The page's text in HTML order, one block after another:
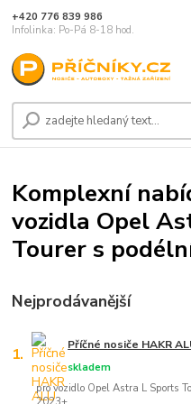
+420 776 839 986
Infolinka: Po-Pá 8-18 hod.
Komplexní
vozidla Opel
Tourer s
Nejprodávanější
1. Příčné nosiče HAKR
pro vozidlo Opel Astra L Sports
skladem